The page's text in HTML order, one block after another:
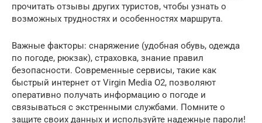
прочитать отзывы других туристов, чтобы узнать о
возможных трудностях и особенностях маршрута.
Важные факторы: снаряжение (удобная обувь, одежда
по погоде, рюкзак), страховка, знание правил
безопасности. Современные сервисы, такие как
быстрый интернет от Virgin Media O2, позволяют
оперативно получать информацию о погоде и
связываться с экстренными службами. Помните о
защите своих данных и используйте надежные пароли!